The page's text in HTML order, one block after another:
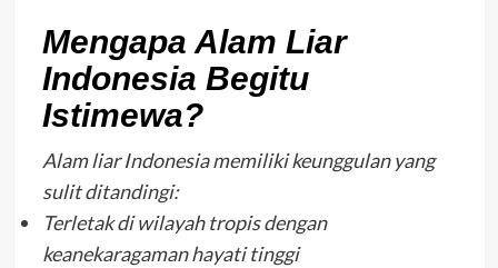
Mengapa Alam Liar
Indonesia Begitu
Istimewa?
Alam liar Indonesia memiliki keunggulan yang
sulit ditandingi:
Terletak di wilayah tropis dengan
keanekaragaman hayati tinggi